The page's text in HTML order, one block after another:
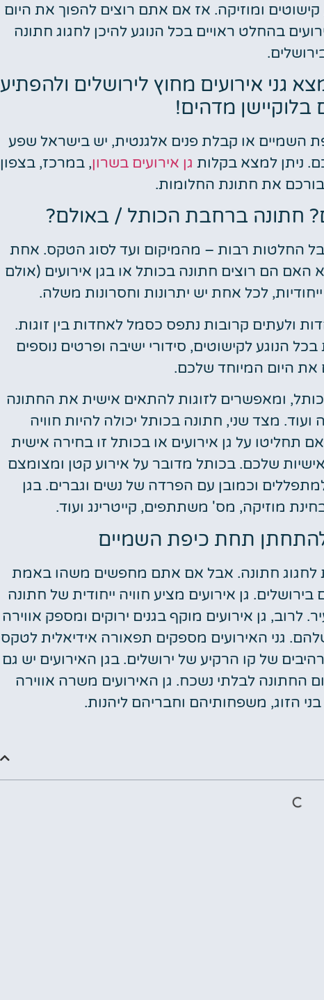
קישוטים ומוזיקה. אז אם אתם רוצים להפוך את היום
בהחלט ראויים בכל הנוגע להיכן לחגוג חתונה
גני אירועים מחוץ לירושלים ולהפתיע
מדהים!
השמיים או קבלת פנים אלגנטית, יש בישראל שפע
ניתן למצא בקלות גן אירועים בשרון, במרכז, בצפון
את חתונת החלומות.
חתונה ברחבת הכותל / באולם?
החלטות רבות – מהמיקום ועד לסוג הטקס. אחת
הם רוצים חתונה בכותל או בגן אירועים (אולם
לכל אחת יש יתרונות וחסרונות משלה.
ולעתים קרובות נתפס כסמל לאחדות בין זוגות.
הנוגע לקישוטים, סידורי ישיבה ופרטים נוספים
את היום המיוחד שלכם.
ומאפשרים לזוגות להתאים אישית את החתונה
מצד שני, חתונה בכותל יכולה להיות חוויה
תחליטו על גן אירועים או בכותל זו בחירה אישית
שלכם. בכותל מדובר על אירוע קטן ומצומצם
וכמובן עם הפרדה של נשים וגברים. בגן
מוזיקה, מס' משתתפים, קייטרינג ועוד.
להתחתן תחת כיפת השמיים
לחגוג חתונה. אבל אם אתם מחפשים משהו באמת
בירושלים. גן אירועים מציע חוויה ייחודית של חתונה
גן אירועים מוקף בגנים ירוקים ומספק אווירה
גני האירועים מספקים תפאורה אידיאלית לטקס
של קו הרקיע של ירושלים. בגן האירועים יש גם
החתונה לבלתי נשכח. גן האירועים משרה אווירה
הזוג, משפחותיהם וחבריהם ליהנות.